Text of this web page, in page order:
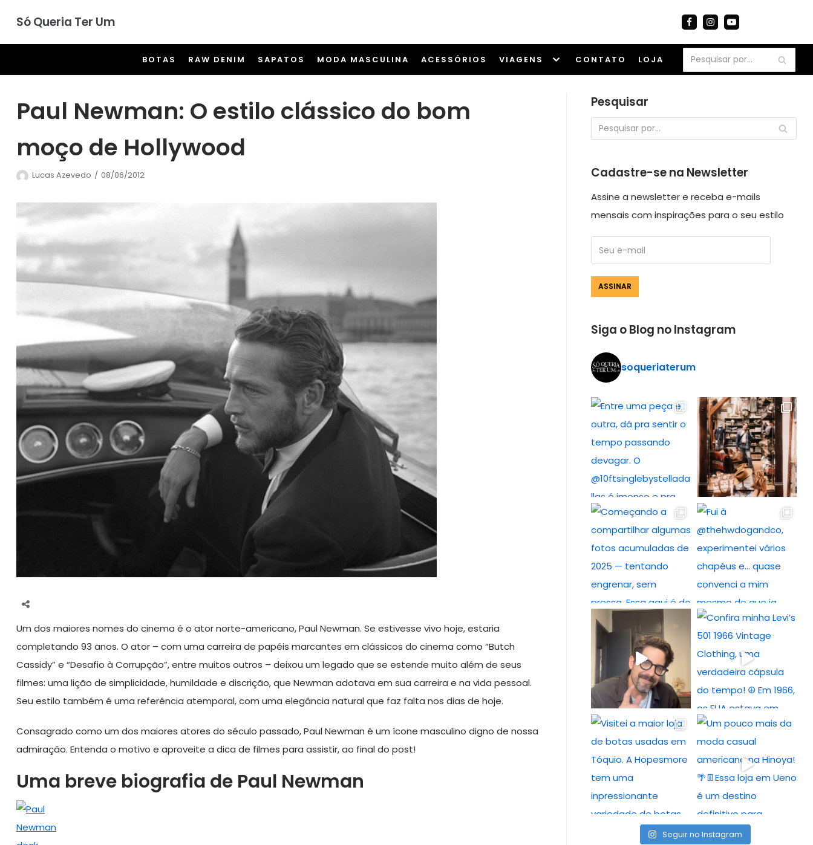
Pular
Só Queria Ter Um
BOTAS RAW DENIM SAPATOS MODA MASCULINA ACESSÓRIOS VIAGENS CONTATO LOJA
Paul Newman: O estilo clássico do bom
moço de Hollywood
Lucas Azevedo 08/06/2012
Um dos maiores nomes do cinema é o ator norte-americano, Paul Newman. Se estivesse vivo hoje, estaria
completando 93 anos. O ator – com uma carreira de papéis marcantes em clássicos do cinema como “Butch
Cassidy” e “Desafio à Corrupção”, entre muitos outros – deixou um legado que se estende muito além de seus
filmes: uma lição de simplicidade, humildade e discrição, que Newman adotava em sua carreira e na vida pessoal.
Seu estilo também é uma referência atemporal, com uma elegância natural que faz falta nos dias de hoje.
Consagrado como um dos maiores atores do século passado, Paul Newman é um ícone masculino digno de nossa
admiração. Entenda o motivo e aproveite a dica de filmes para assistir, ao final do post!
Uma breve biografia de Paul Newman
Pesquisar
Cadastre-se na Newsletter
Assine a newsletter e receba e-mails
mensais com inspirações para o seu estilo
Siga o Blog no Instagram
soqueriaterum
Seguir no Instagram